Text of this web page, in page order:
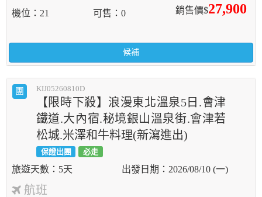
銷售價$27,900
機位 21 可售 0
候補
團 KIJ05260810D
【限時下殺】浪漫東北溫泉5日.會津
鐵道.大內宿.秘境銀山溫泉街.會津若
松城.米澤和牛料理(新瀉進出)
保證出團 必走
5天 2026/08/10 (一)
航班